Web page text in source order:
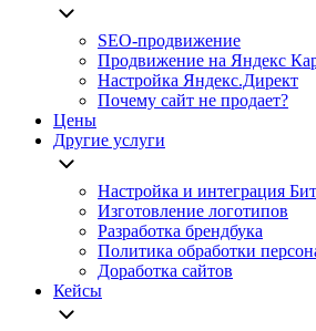
SEO-продвижение
Продвижение на Яндекс
Настройка Яндекс.Директ
Почему сайт не продает?
Цены
Другие услуги
Настройка и интеграция
Изготовление логотипов
Разработка брендбука
Политика обработки
Доработка сайтов
Кейсы